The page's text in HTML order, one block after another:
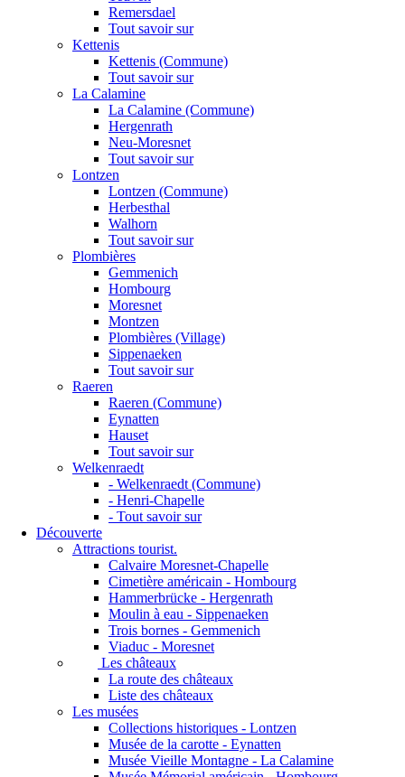
Remersdael
Tout savoir sur
Kettenis
Kettenis (Commune)
Tout savoir sur
La Calamine
La Calamine (Commune)
Hergenrath
Neu-Moresnet
Tout savoir sur
Lontzen
Lontzen (Commune)
Herbesthal
Walhorn
Tout savoir sur
Plombières
Gemmenich
Hombourg
Moresnet
Montzen
Plombières (Village)
Sippenaeken
Tout savoir sur
Raeren
Raeren (Commune)
Eynatten
Hauset
Tout savoir sur
Welkenraedt
- Welkenraedt (Commune)
- Henri-Chapelle
- Tout savoir sur
Découverte
Attractions tourist.
Calvaire Moresnet-Chapelle
Cimetière américain - Hombourg
Hammerbrücke - Hergenrath
Moulin à eau - Sippenaeken
Trois bornes - Gemmenich
Viaduc - Moresnet
Les châteaux
La route des châteaux
Liste des châteaux
Les musées
Collections historiques - Lontzen
Musée de la carotte - Eynatten
Musée Vieille Montagne - La Calamine